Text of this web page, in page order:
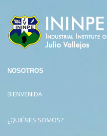
NOSOTROS
BIENVENIDA
¿QUIÉNES SOMOS?